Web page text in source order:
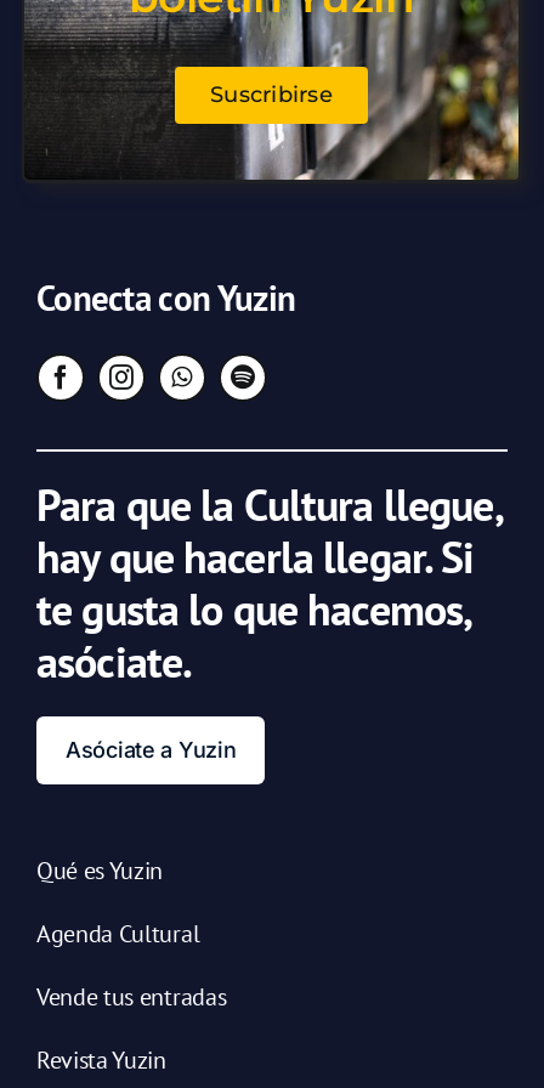
Suscribirse
Conecta con Yuzin
Para que la Cultura llegue,
hay que hacerla llegar. Si
te gusta lo que hacemos,
asóciate.
Asóciate a Yuzin
Qué es Yuzin
Agenda Cultural
Vende tus entradas
Revista Yuzin